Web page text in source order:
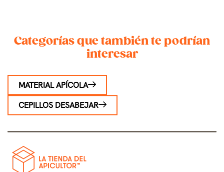
Categorías que también te podrían
interesar
MATERIAL APÍCOLA
CEPILLOS DESABEJAR